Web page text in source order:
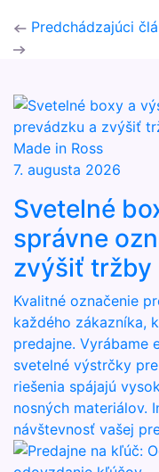
Predchádzajúci
Made in Ross
7. augusta 2026
Svetelné
správne
zvýšiť tržby
Kvalitné označenie
každého zákazníka,
predajne. Vyrábame
svetelné výstrčky
riešenia spájajú
nosných materiálov.
návštevnosť vašej